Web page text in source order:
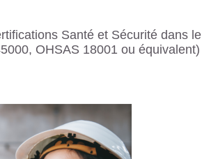
Santé et Sécurité dans le
OHSAS 18001 ou équivalent)